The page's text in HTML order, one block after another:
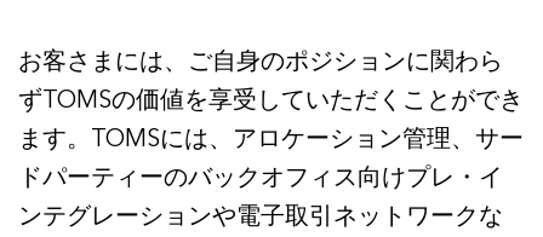
お客さまには、ご自身のポジションに関わら
ずTOMSの価値を享受していただくことができ
ます。TOMSには、アロケーション管理、サー
ドパーティーのバックオフィス向けプレ・イ
ンテグレーションや電子取引ネットワークな